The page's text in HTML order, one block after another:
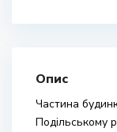
Опис
Частина
Подільському